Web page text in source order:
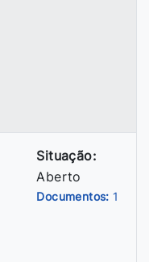
Situação:
Aberto
Documentos: 1